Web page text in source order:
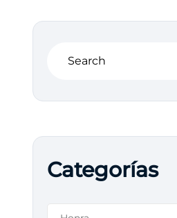
Categorías